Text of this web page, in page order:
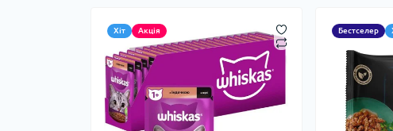
Хіт Акція Бестселер